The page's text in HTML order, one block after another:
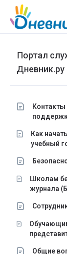
Портал
Дневник.ру
Как
учебный
Школам
журнала
Общие